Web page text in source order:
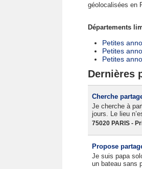
géolocalisées en
Départements
Petites
Petites
Petites
Dernières
Cherche
Je cherche à
jours. Le lieu
75020 PARIS -
Propose
Je suis papa
un bateau sans